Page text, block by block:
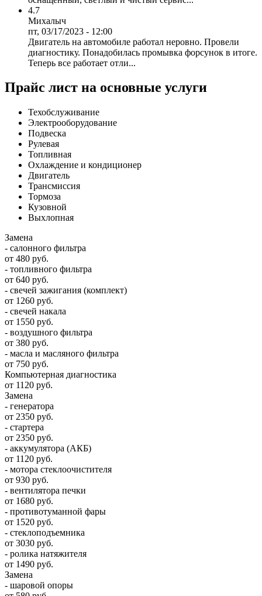
4.7
Михалыч
пт, 03/17/2023 - 12:00
Двигатель на автомобиле работал неровно. Провели
диагностику. Понадобилась промывка форсунок в итоге.
Теперь все работает отли...
Прайс лист на основные услуги
Техобслуживание
Электрооборудование
Подвеска
Рулевая
Топливная
Охлаждение и кондиционер
Двигатель
Трансмиссия
Тормоза
Кузовной
Выхлопная
Замена
- салонного фильтра
от 480 руб.
- топливного фильтра
от 640 руб.
- свечей зажигания (комплект)
от 1260 руб.
- свечей накала
от 1550 руб.
- воздушного фильтра
от 380 руб.
- масла и масляного фильтра
от 750 руб.
Компьютерная диагностика
от 1120 руб.
Замена
- генератора
от 2350 руб.
- стартера
от 2350 руб.
- аккумулятора (АКБ)
от 1120 руб.
- мотора стеклоочистителя
от 930 руб.
- вентилятора печки
от 1680 руб.
- противотуманной фары
от 1520 руб.
- стеклоподъемника
от 3030 руб.
- ролика натяжителя
от 1490 руб.
Замена
- шаровой опоры